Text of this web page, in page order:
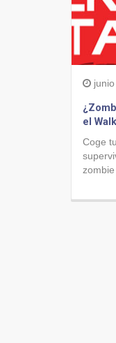
el
Coge
zombie